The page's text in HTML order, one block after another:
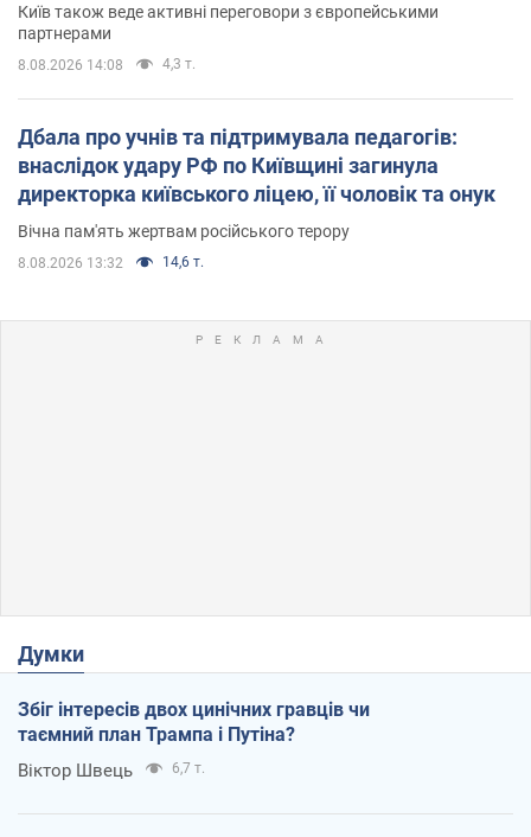
Київ також веде активні переговори з європейськими
партнерами
8.08.2026 14:08 4,3 т.
Дбала про учнів та підтримувала педагогів:
внаслідок удару РФ по Київщині загинула
директорка київського ліцею, її чоловік та онук
Вічна пам'ять жертвам російського терору
8.08.2026 13:32 14,6 т.
Думки
Збіг інтересів двох цинічних гравців чи
таємний план Трампа і Путіна?
Віктор Швець 6,7 т.